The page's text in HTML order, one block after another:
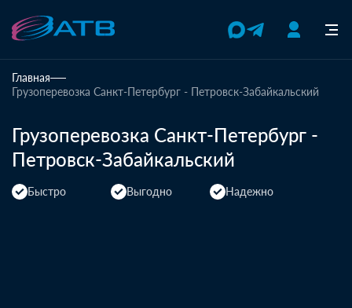
Главная
Грузоперевозка Санкт-Петербург - Петровск-Забайкальский
Грузоперевозка Санкт-Петербург -
Петровск-Забайкальский
Быстро Выгодно Надежно